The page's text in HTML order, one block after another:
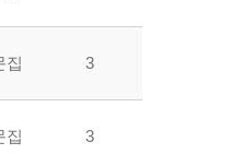
집 3
집 3